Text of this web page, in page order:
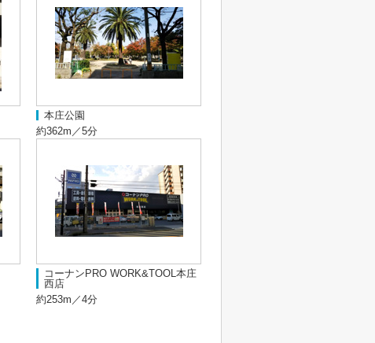
本庄公園
約362m／5分
コーナンPRO WORK&TOOL本庄
西店
約253m／4分